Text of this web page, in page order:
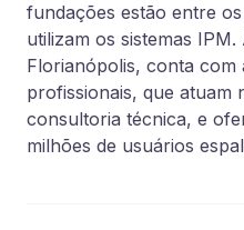
fundações estão entre
utilizam os sistemas
Florianópolis, conta com
profissionais, que atuam
consultoria técnica, e
milhões de usuários